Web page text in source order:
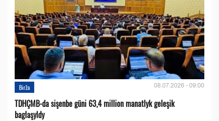
Birža 08.07.2026 - 09:00
TDHÇMB-da sişenbe güni 63,4 million manatlyk geleşik
baglaşyldy